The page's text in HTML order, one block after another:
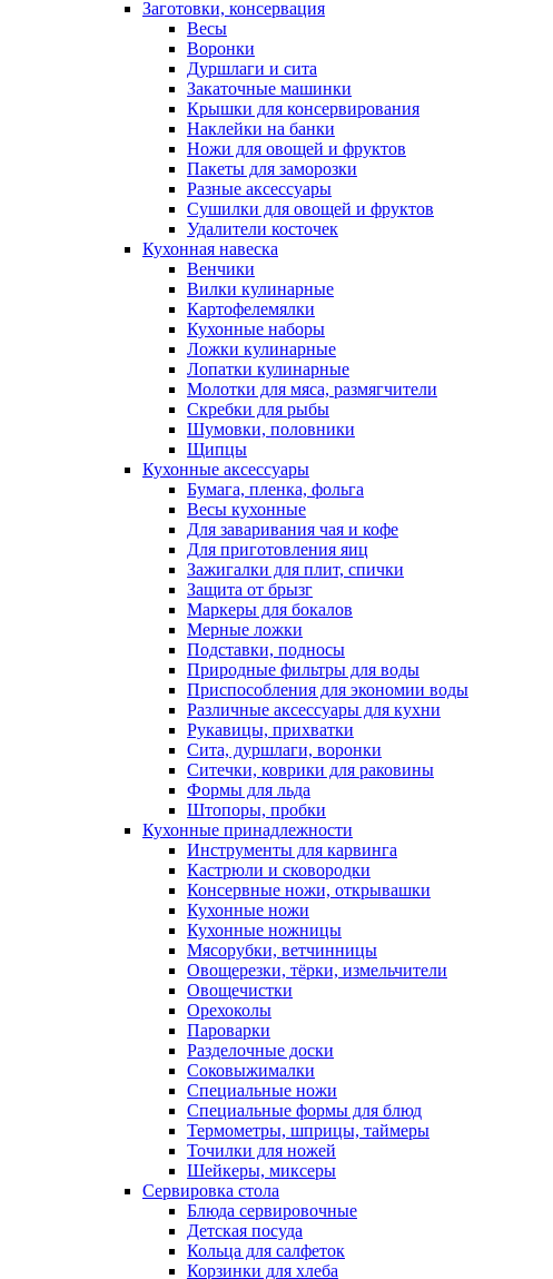
Заготовки, консервация
Весы
Воронки
Дуршлаги и сита
Закаточные машинки
Крышки для консервирования
Наклейки на банки
Ножи для овощей и фруктов
Пакеты для заморозки
Разные аксессуары
Сушилки для овощей и фруктов
Удалители косточек
Кухонная навеска
Венчики
Вилки кулинарные
Картофелемялки
Кухонные наборы
Ложки кулинарные
Лопатки кулинарные
Молотки для мяса, размягчители
Скребки для рыбы
Шумовки, половники
Щипцы
Кухонные аксессуары
Бумага, пленка, фольга
Весы кухонные
Для заваривания чая и кофе
Для приготовления яиц
Зажигалки для плит, спички
Защита от брызг
Маркеры для бокалов
Мерные ложки
Подставки, подносы
Природные фильтры для воды
Приспособления для экономии воды
Различные аксессуары для кухни
Рукавицы, прихватки
Сита, дуршлаги, воронки
Ситечки, коврики для раковины
Формы для льда
Штопоры, пробки
Кухонные принадлежности
Инструменты для карвинга
Кастрюли и сковородки
Консервные ножи, открывашки
Кухонные ножи
Кухонные ножницы
Мясорубки, ветчинницы
Овощерезки, тёрки, измельчители
Овощечистки
Орехоколы
Пароварки
Разделочные доски
Соковыжималки
Специальные ножи
Специальные формы для блюд
Термометры, шприцы, таймеры
Точилки для ножей
Шейкеры, миксеры
Сервировка стола
Блюда сервировочные
Детская посуда
Кольца для салфеток
Корзинки для хлеба